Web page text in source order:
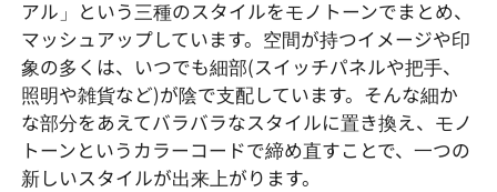
アル」という三種のスタイルをモノトーンでまとめ、
マッシュアップしています。空間が持つイメージや印
象の多くは、いつでも細部(スイッチパネルや把手、
照明や雑貨など)が陰で支配しています。そんな細か
な部分をあえてバラバラなスタイルに置き換え、モノ
トーンというカラーコードで締め直すことで、一つの
新しいスタイルが出来上がります。